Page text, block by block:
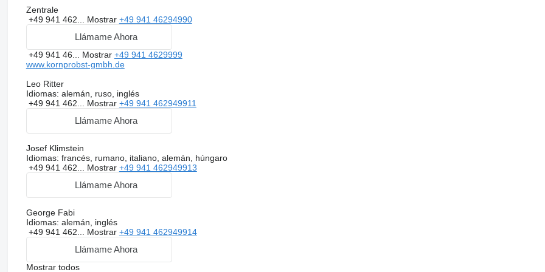
Zentrale
+49 941 462... Mostrar +49 941 46294990
Llámame Ahora
+49 941 46... Mostrar +49 941 4629999
www.kornprobst-gmbh.de
Leo Ritter
Idiomas: alemán, ruso, inglés
+49 941 462... Mostrar +49 941 462949911
Llámame Ahora
Josef Klimstein
Idiomas: francés, rumano, italiano, alemán, húngaro
+49 941 462... Mostrar +49 941 462949913
Llámame Ahora
George Fabi
Idiomas: alemán, inglés
+49 941 462... Mostrar +49 941 462949914
Llámame Ahora
Mostrar todos